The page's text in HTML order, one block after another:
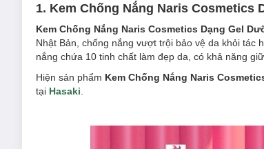
1. Kem Chống Nắng Naris Cosmetics
Kem Chống Nắng Naris Cosmetics Dạng Gel
Nhật Bản, chống nắng vượt trội bảo vệ da khỏi tác
nắng chứa 10 tinh chất làm đẹp da, có khả năng
Hiện sản phẩm Kem Chống Nắng Naris
tại Hasaki